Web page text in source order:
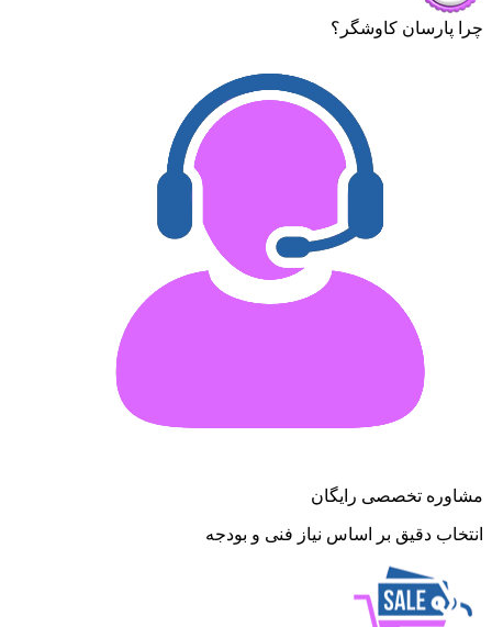
چرا پارسان کاوشگر؟
مشاوره تخصصی رایگان
انتخاب دقیق بر اساس نیاز فنی و بودجه